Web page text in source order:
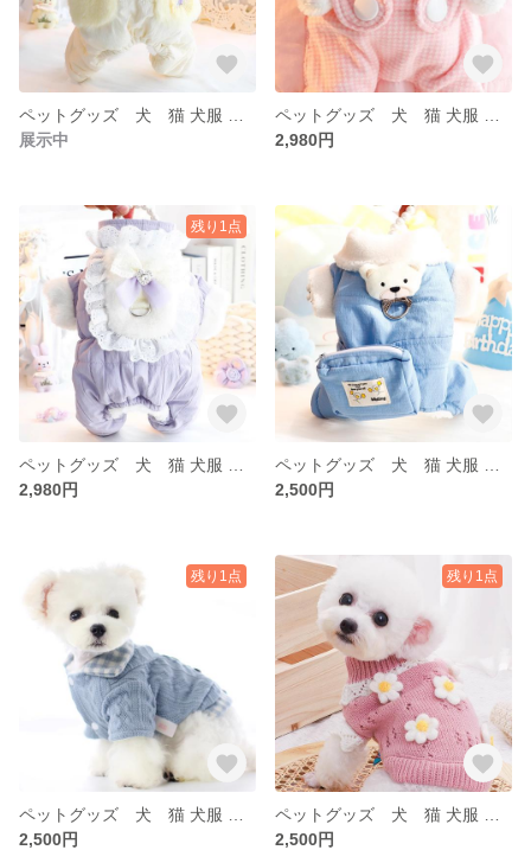
展示中
2,980円
残り1点
2,980円
2,500円
残り1点
2,500円
残り1点
2,500円